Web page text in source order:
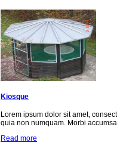
Kiosque
Lorem ipsum dolor sit amet,
quia non numquam. Morbi
Read more